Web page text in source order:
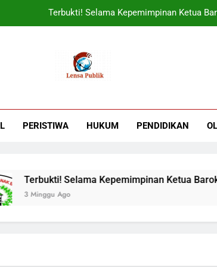
Terbukti! Selama Kepemimpinan Ketua
PT Tirta Asasta Depok Kembali Raih Anugrah
PERISTIWA HUKUM PENDIDIKAN
Terbukti! Selama Kepemimpinan Ketua Barok,
3 Minggu Ago